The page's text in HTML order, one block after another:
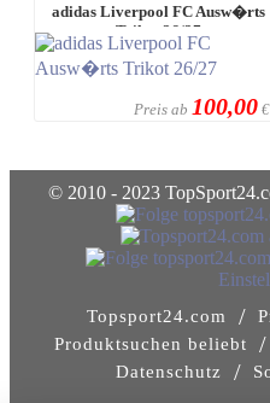
adidas Liverpool FC Ausw�rts
Trikot 26/27
Preis ab 100,00 €
© 2010 - 2023
Topsport24.com /
Produktsuchen beliebt /
Datenschutz /